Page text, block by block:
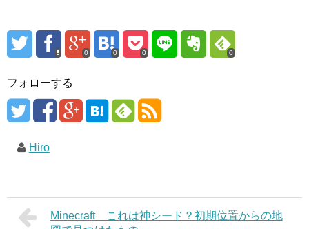
0 0 0 0
フォローする
Hiro
Minecraft これは神シード？初期位置からの地